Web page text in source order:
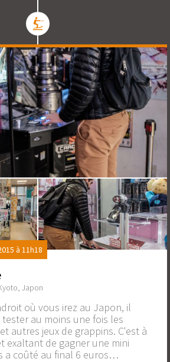
à 11h18
Japon
où vous irez au Japon, il
au moins une fois les
autres jeux de grappins. C'est à
exaltant de gagner une mini
a coûté au final 6 euros…